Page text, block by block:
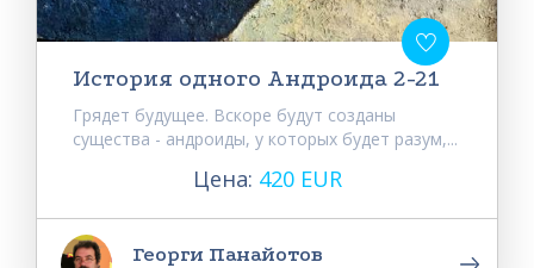
История одного Андроида 2-21
Грядет будущее. Вскоре будут созданы
существа - андроиды, у которых будет разум,...
Цена: 420 EUR
Георги Панайотов